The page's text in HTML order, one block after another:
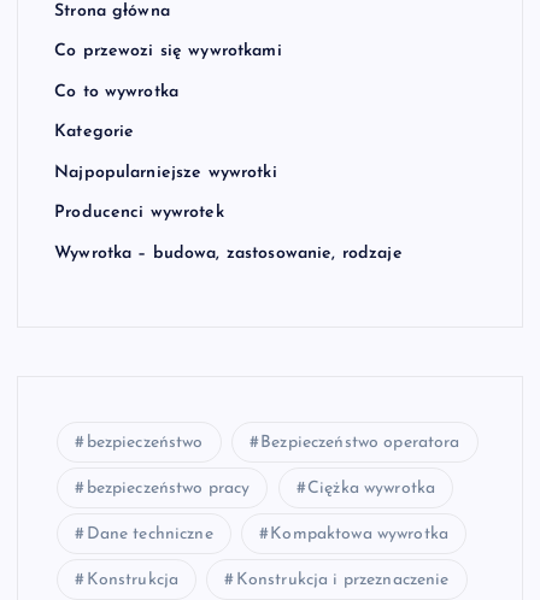
Strona główna
Co przewozi się wywrotkami
Co to wywrotka
Kategorie
Najpopularniejsze wywrotki
Producenci wywrotek
Wywrotka – budowa, zastosowanie, rodzaje
bezpieczeństwo Bezpieczeństwo operatora
bezpieczeństwo pracy Ciężka wywrotka
Dane techniczne Kompaktowa wywrotka
Konstrukcja Konstrukcja i przeznaczenie